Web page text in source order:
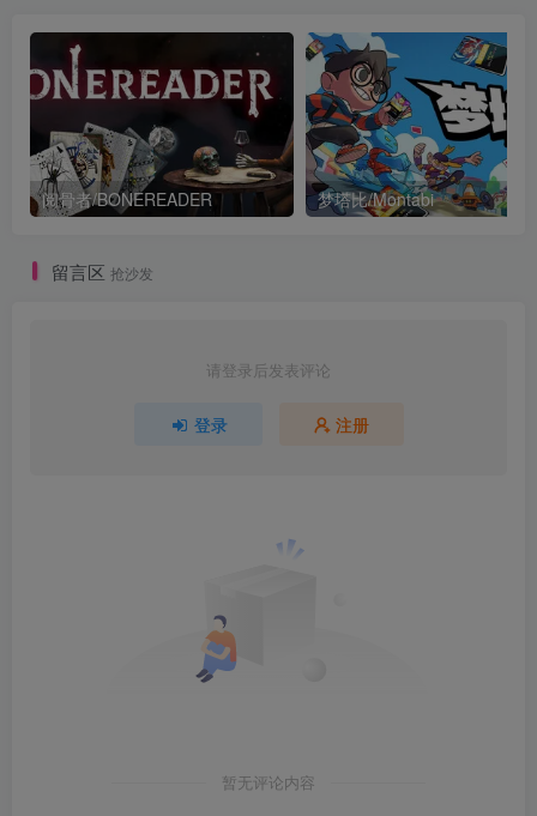
阅骨者/BONEREADER 梦塔比/Montabi
留言区 抢沙发
请登录后发表评论
登录 注册
暂无评论内容